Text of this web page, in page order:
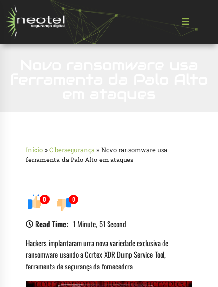
Início »Cibersegurança » Novo ransomware usa
ferramenta da Palo Alto em ataques
0 0
Read Time: 1 Minute, 51 Second
Hackers implantaram uma nova variedade exclusiva de
ransomware usando a Cortex XDR Dump Service Tool,
ferramenta de segurança da fornecedora